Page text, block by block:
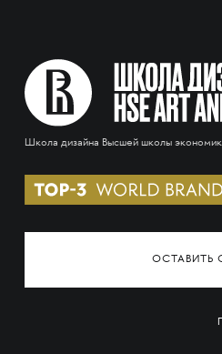
Школа дизайна Высшей школы
ОСТАВИТЬ